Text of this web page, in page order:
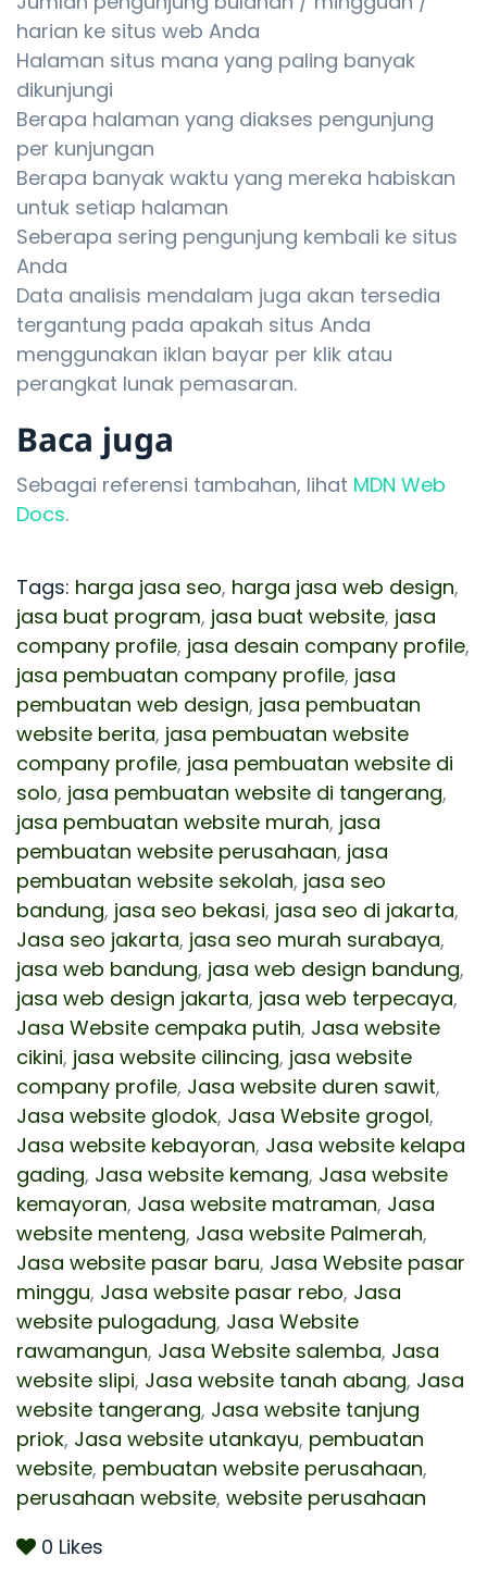
harian ke situs web Anda
Halaman situs mana yang paling banyak
dikunjungi
Berapa halaman yang diakses pengunjung
per kunjungan
Berapa banyak waktu yang mereka habiskan
untuk setiap halaman
Seberapa sering pengunjung kembali ke situs
Anda
Data analisis mendalam juga akan tersedia
tergantung pada apakah situs Anda
menggunakan iklan bayar per klik atau
perangkat lunak pemasaran.
Baca juga
Sebagai referensi tambahan, lihat MDN Web
Docs.
Tags: harga jasa seo, harga jasa web design,
jasa buat program, jasa buat website, jasa
company profile, jasa desain company profile,
jasa pembuatan company profile, jasa
pembuatan web design, jasa pembuatan
website berita, jasa pembuatan website
company profile, jasa pembuatan website di
solo, jasa pembuatan website di tangerang,
jasa pembuatan website murah, jasa
pembuatan website perusahaan, jasa
pembuatan website sekolah, jasa seo
bandung, jasa seo bekasi, jasa seo di jakarta,
Jasa seo jakarta, jasa seo murah surabaya,
jasa web bandung, jasa web design bandung,
jasa web design jakarta, jasa web terpecaya,
Jasa Website cempaka putih, Jasa website
cikini, jasa website cilincing, jasa website
company profile, Jasa website duren sawit,
Jasa website glodok, Jasa Website grogol,
Jasa website kebayoran, Jasa website kelapa
gading, Jasa website kemang, Jasa website
kemayoran, Jasa website matraman, Jasa
website menteng, Jasa website Palmerah,
Jasa website pasar baru, Jasa Website pasar
minggu, Jasa website pasar rebo, Jasa
website pulogadung, Jasa Website
rawamangun, Jasa Website salemba, Jasa
website slipi, Jasa website tanah abang, Jasa
website tangerang, Jasa website tanjung
priok, Jasa website utankayu, pembuatan
website, pembuatan website perusahaan,
perusahaan website, website perusahaan
0 Likes